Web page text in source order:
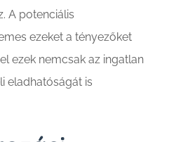
A potenciális
ezeket a tényezőket
ezek nemcsak az ingatlan
eladhatóságát is